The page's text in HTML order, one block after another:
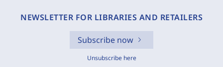
NEWSLETTER FOR LIBRARIES AND RETAILERS
Subscribe now
Unsubscribe here